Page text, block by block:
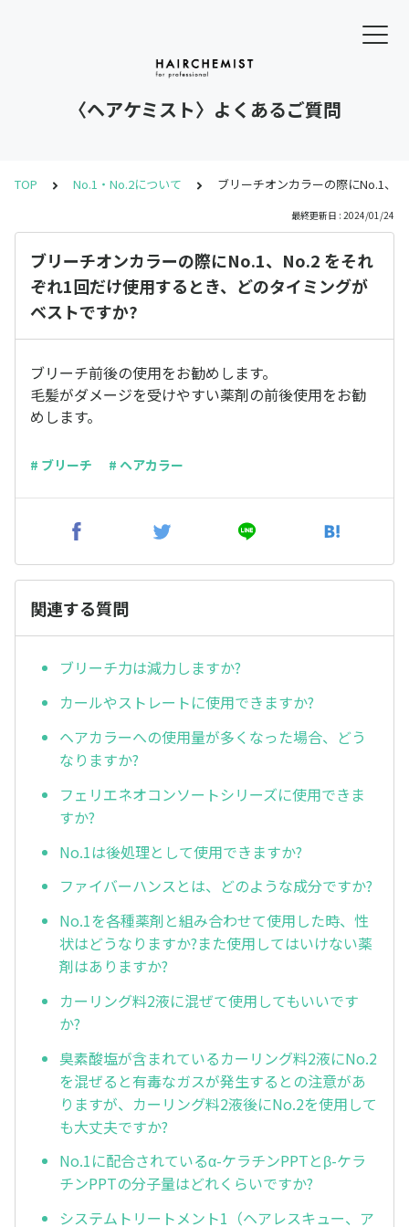
〈ヘアケミスト〉よくあるご質問
TOP No.1・No.2について ブリーチオンカラーの際にNo.1、
最終更新日 : 2024/01/24
ブリーチオンカラーの際にNo.1、No.2 をそれ
ぞれ1回だけ使用するとき、どのタイミングが
ベストですか?
ブリーチ前後の使用をお勧めします。
毛髪がダメージを受けやすい薬剤の前後使用をお勧
めします。
# ブリーチ # ヘアカラー
関連する質問
ブリーチ力は減力しますか?
カールやストレートに使用できますか?
ヘアカラーへの使用量が多くなった場合、どう
なりますか?
フェリエネオコンソートシリーズに使用できま
すか?
No.1は後処理として使用できますか?
ファイバーハンスとは、どのような成分ですか?
No.1を各種薬剤と組み合わせて使用した時、性
状はどうなりますか?また使用してはいけない薬
剤はありますか?
カーリング料2液に混ぜて使用してもいいです
か?
臭素酸塩が含まれているカーリング料2液にNo.2
を混ぜると有毒なガスが発生するとの注意があ
りますが、カーリング料2液後にNo.2を使用して
も大丈夫ですか?
No.1に配合されているα-ケラチンPPTとβ-ケラ
チンPPTの分子量はどれくらいですか?
システムトリートメント1（ヘアレスキュー、ア